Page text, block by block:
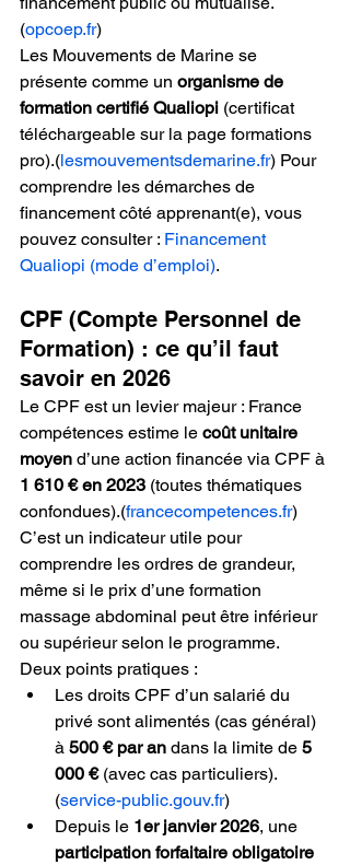
(opcoep.fr)
Les Mouvements de Marine se
présente comme un organisme de
formation certifié Qualiopi (certificat
téléchargeable sur la page formations
pro).(lesmouvementsdemarine.fr) Pour
comprendre les démarches de
financement côté apprenant(e), vous
pouvez consulter : Financement
Qualiopi (mode d’emploi).
CPF (Compte Personnel de
Formation) : ce qu’il faut
savoir en 2026
Le CPF est un levier majeur : France
compétences estime le coût unitaire
moyen d’une action financée via CPF à
1 610 € en 2023 (toutes thématiques
confondues).(francecompetences.fr)
C’est un indicateur utile pour
comprendre les ordres de grandeur,
même si le prix d’une formation
massage abdominal peut être inférieur
ou supérieur selon le programme.
Deux points pratiques :
Les droits CPF d’un salarié du
privé sont alimentés (cas général)
à 500 € par an dans la limite de 5
000 € (avec cas particuliers).
(service-public.gouv.fr)
Depuis le 1er janvier 2026, une
participation forfaitaire obligatoire